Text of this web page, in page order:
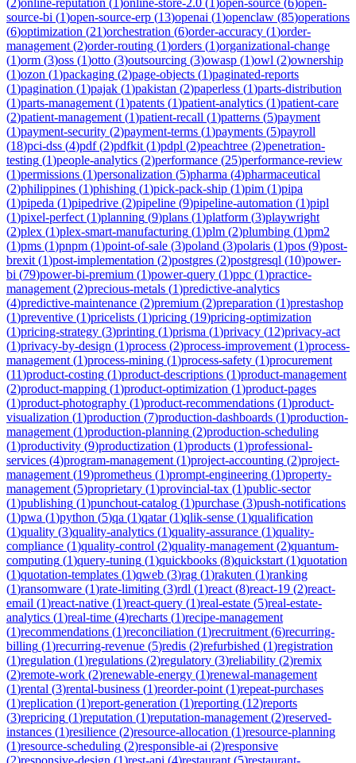
source-bi (1)open-source-erp (13)openai (1)openclaw (85)operations
(6)optimization (21)orchestration (6)order-accuracy (1)order-
management (2)order-routing (1)orders (1)organizational-change
(1)orm (3)oss (1)otto (3)outsourcing (3)owasp (1)owl (2)ownership
(1)ozon (1)packaging (2)page-objects (1)paginated-reports
(1)pagination (1)pajak (1)pakistan (2)paperless (1)parts-distribution
(1)parts-management (1)patents (1)patient-analytics (1)patient-care
(2)patient-management (1)patient-recall (1)patterns (5)payment
(1)payment-security (2)payment-terms (1)payments (5)payroll
(18)pci-dss (4)pdf(2)pdfkit (1)pdpl (2)peachtree (2)penetration-
testing (1)people-analytics (2)performance (25)performance-review
(1)permissions (1)personalization (5)pharma (4)pharmaceutical
(2)philippines (1)phishing (1)pick-pack-ship (1)pim (1)pipa
(1)pipeda (1)pipedrive (2)pipeline (9)pipeline-automation (1)pipl
(1)pixel-perfect (1)planning (9)plans (1)platform (3)playwright
(2)plex (1)plex-smart-manufacturing (1)plm (2)plumbing (1)pm2
(1)pms (1)pnpm (1)point-of-sale (3)poland (3)polaris (1)pos (9)post-
brexit (1)post-implementation (2)postgres (2)postgresql (10)power-
bi (79)power-bi-premium (1)power-query (1)ppc (1)practice-
management (2)precious-metals (1)predictive-analytics
(4)predictive-maintenance (2)premium (2)preparation (1)prestashop
(1)preventive (1)pricelists (1)pricing (19)pricing-optimization
(1)pricing-strategy (3)printing (1)prisma (1)privacy (12)privacy-act
(1)privacy-by-design (1)process (2)process-improvement (1)process-
management (1)process-mining (1)process-safety (1)procurement
(11)product-costing (1)product-descriptions (1)product-management
(2)product-mapping (1)product-optimization (1)product-pages
(1)product-photography (1)product-recommendations (1)product-
visualization (1)production (7)production-dashboards (1)production-
management (1)production-planning (2)production-scheduling
(1)productivity (9)productization (1)products (1)professional-
services (4)program-management (1)project-accounting (2)project-
management (19)prometheus (1)prompt-engineering (1)property-
management (5)proprietary (1)provincial-tax (1)public-sector
(1)publishing (1)punchout-catalog (1)purchase (3)push-notifications
(1)pwa (1)python (5)qa (1)qatar(1)qlik-sense (1)qualification
(1)quality (3)quality-analytics (1)quality-assurance (1)quality-
compliance (1)quality-control (2)quality-management (2)quantum-
computing (1)query-tuning (1)quickbooks (8)quickstart (1)quotation
(1)quotation-templates (1)qweb (3)rag (1)rakuten (1)ranking
(1)ransomware (1)rate-limiting (3)rdl (1)react (8)react-19 (2)react-
email (1)react-native (1)react-query (1)real-estate (5)real-estate-
analytics (1)real-time (4)recharts (1)recipe-management
(1)recommendations (1)reconciliation (1)recruitment (6)recurring-
billing (1)recurring-revenue (5)redis (2)refurbished (1)registration
(1)regulation (1)regulations (2)regulatory (3)reliability (2)remix
(2)remote-work (2)renewable-energy (1)renewal-management
(1)rental (3)rental-business (1)reorder-point (1)repeat-purchases
(1)replication (1)report-generation (1)reporting (12)reports
(3)repricing (1)reputation (1)reputation-management (2)reserved-
instances (1)resilience (2)resource-allocation (1)resource-planning
(1)resource-scheduling (2)responsible-ai (2)responsive
(2)responsive-design (1)rest-api (4)restaurant (5)restaurant-